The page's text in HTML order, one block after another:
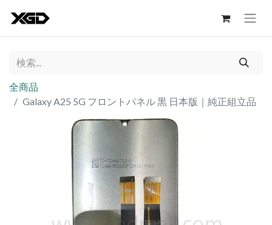
全商品
Galaxy A25 5G フロントパネル 黒 日本版｜純正組立品